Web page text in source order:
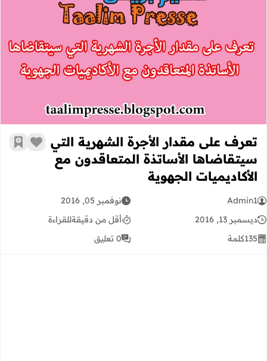
تعرف على مقدار الأجرة الشهرية التي
تعرف على مقدار الأجرة الشهرية التي
سيتقاضاها الأساتذة المتعاقدون مع
الأكاديميات الجهوية
زر أضف
Admin1
نوفمبر 05, 2016
ديسمبر 13, 2016
أقل من دقيقةللقراءة
135كلمة 0 تعليق